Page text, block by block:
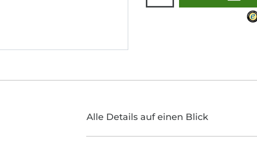
Alle Details auf einen Blick